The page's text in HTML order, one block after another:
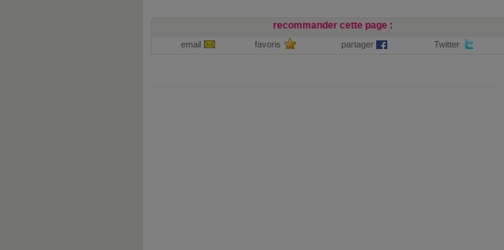
recommander cette page :
email favoris partager Twitter